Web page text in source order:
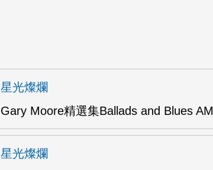
星光燦爛
Gary Moore精選集Ballads and Blues AM
星光燦爛